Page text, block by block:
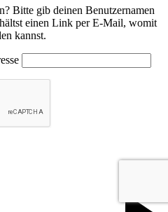
Bitte gib deinen Benutzernamen
einen Link per E-Mail, womit
kannst.